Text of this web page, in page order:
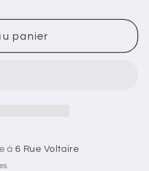
panier
à6 Rue Voltaire